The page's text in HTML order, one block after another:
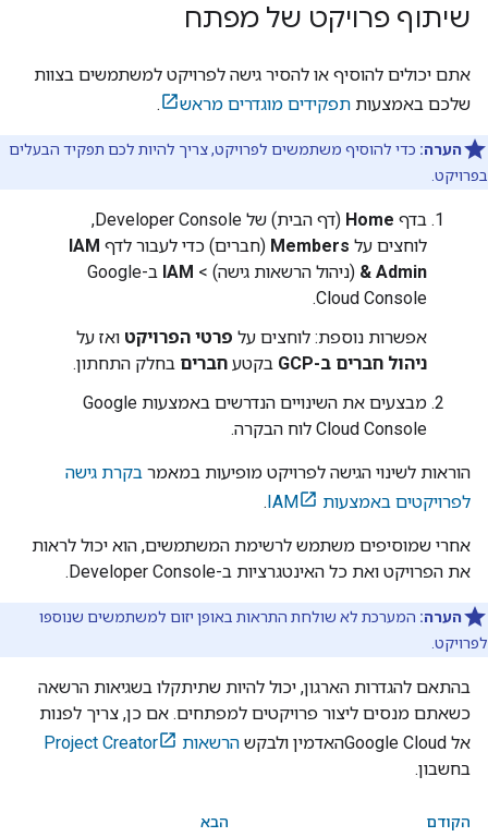
שיתוף פרויקט של מפתח
אתם יכולים להוסיף או להסיר גישה לפרויקט למשתמשים בצוות
שלכם באמצעות תפקידים מוגדרים מראש .
הערה: כדי להוסיף משתמשים לפרויקט, צריך להיות לכם תפקיד הבעלים
בפרויקט.
בדף Home (דף הבית) של Developer Console
,
לוחצים על Members (חברים) כדי לעבור לדף IAM
& Admin (ניהול הרשאות גישה) > IAM ב-Google
Cloud Console
.
אפשרות נוספת: לוחצים על פרטי הפרויקט ואז על
ניהול חברים ב-GCP
בקטע חברים בחלק התחתון.
מבצעים את השינויים הנדרשים באמצעות Google
Cloud Console לוח הבקרה.
הוראות לשינוי הגישה לפרויקט מופיעות במאמר בקרת גישה
לפרויקטים באמצעות IAM
.
אחרי שמוסיפים משתמש לרשימת המשתמשים, הוא יכול לראות
את הפרויקט ואת כל האינטגרציות ב-Developer Console
.
הערה: המערכת לא שולחת התראות באופן יזום למשתמשים שנוספו
לפרויקט.
בהתאם להגדרות הארגון, יכול להיות שתיתקלו בשגיאות הרשאה
כשאתם מנסים ליצור פרויקטים למפתחים. אם כן, צריך לפנות
אל Google Cloudהאדמין ולבקש הרשאות Project Creator
בחשבון.
הקודם
הבא